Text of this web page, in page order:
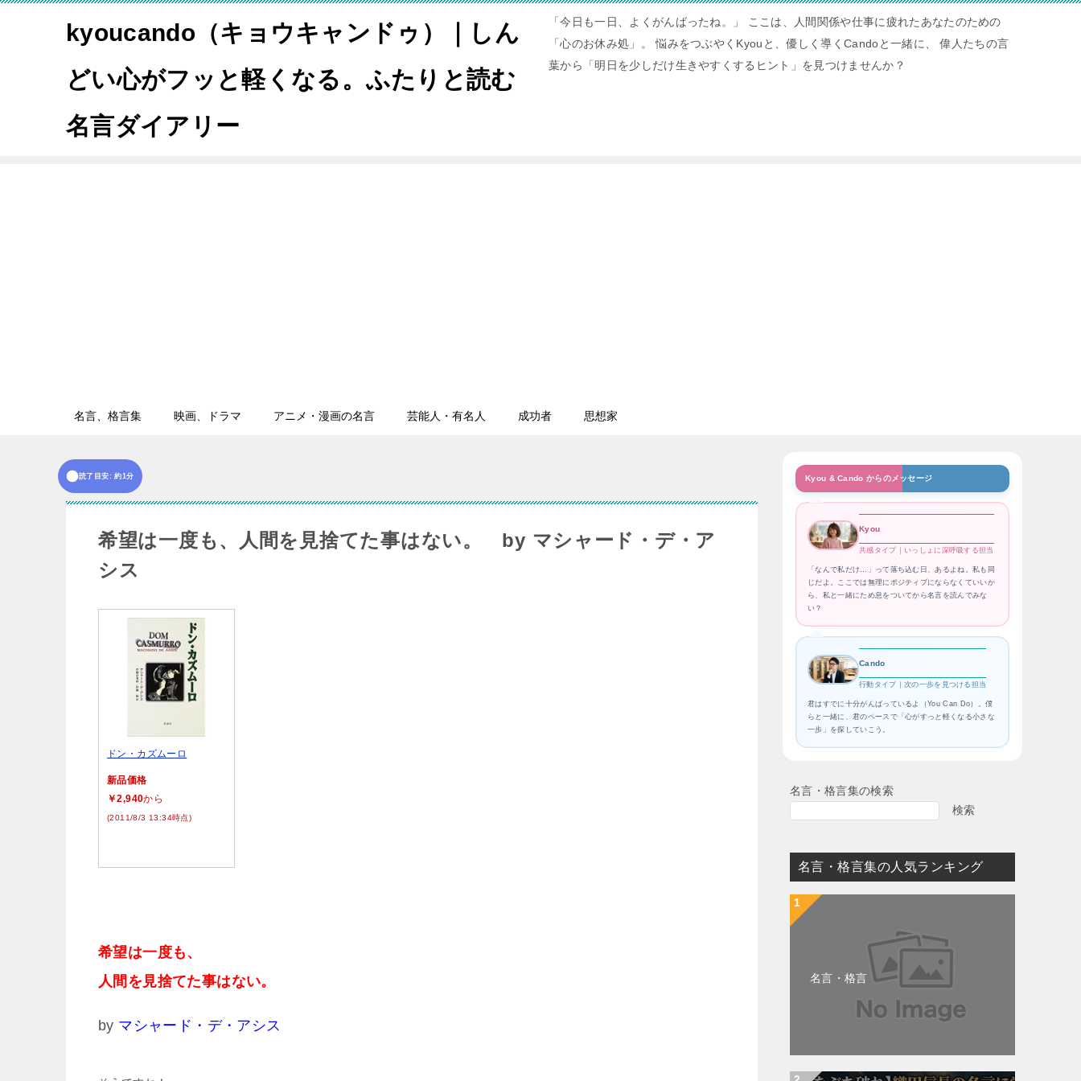
kyoucando（キョウキャンドゥ）｜しん
どい心がフッと軽くなる。ふたりと読む
名言ダイアリー
「今日も一日、よくがんばったね。」 ここは、人間関係や仕事に疲れたあなたのための
「心のお休み処」。 悩みをつぶやくKyouと、優しく導くCandoと一緒に、 偉人たちの言
葉から「明日を少しだけ生きやすくするヒント」を見つけませんか？
名言、格言集 映画、ドラマ アニメ・漫画の名言 芸能人・有名人 成功者 思想家
読了目安: 約1分
希望は一度も、人間を見捨てた事はない。 by マシャード・デ・ア
シス
ドン・カズムーロ
新品価格
￥2,940から
(2011/8/3 13:34時点)
希望は一度も、
人間を見捨てた事はない。
by マシャード・デ・アシス
Kyou & Cando からのメッセージ
Kyou
共感タイプ｜いっしょに深呼吸する担当
「なんで私だけ…」って落ち込む日、あるよね。私も同
じだよ。ここでは無理にポジティブにならなくていいか
ら、私と一緒にため息をついてから名言を読んでみな
い？
Cando
行動タイプ｜次の一歩を見つける担当
君はすでに十分がんばっているよ（You Can Do）。僕
らと一緒に、君のペースで「心がすっと軽くなる小さな
一歩」を探していこう。
名言・格言集の検索
検索
名言・格言集の人気ランキング
名言・格言